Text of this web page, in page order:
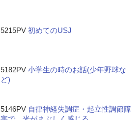
5215PV初めてのUSJ
5182PV小学生の時のお話(少年野球な
ど)
5146PV 自律神経失調症・起立性調節障